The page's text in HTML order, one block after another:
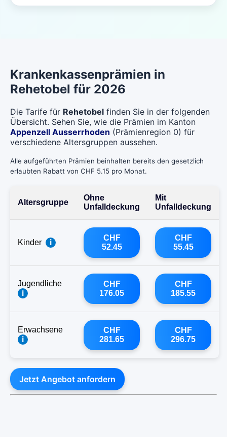
Krankenkassenprämien in
Rehetobel für 2026
Die Tarife für Rehetobel finden Sie in der folgenden
Übersicht. Sehen Sie, wie die Prämien im Kanton
Appenzell Ausserrhoden (Prämienregion 0) für
verschiedene Altersgruppen aussehen.
Alle aufgeführten Prämien beinhalten bereits den gesetzlich
erlaubten Rabatt von CHF 5.15 pro Monat.
Altersgruppe
Ohne
Unfalldeckung
Mit
Unfalldeckung
Kinder i
CHF
52.45
CHF
55.45
Jugendliche
i
CHF
176.05
CHF
185.55
Erwachsene
i
CHF
281.65
CHF
296.75
Jetzt Angebot anfordern